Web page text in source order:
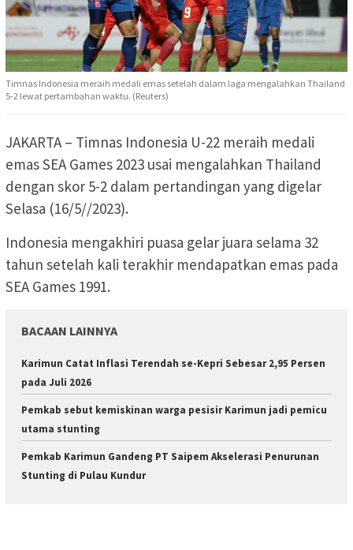
Timnas Indonesia meraih medali emas setelah dalam laga mengalahkan Thailand
5-2 lewat pertambahan waktu. (Reuters)
JAKARTA – Timnas Indonesia U-22 meraih medali
emas SEA Games 2023 usai mengalahkan Thailand
dengan skor 5-2 dalam pertandingan yang digelar
Selasa (16/5//2023).
Indonesia mengakhiri puasa gelar juara selama 32
tahun setelah kali terakhir mendapatkan emas pada
SEA Games 1991.
BACAAN LAINNYA
Karimun Catat Inflasi Terendah se-Kepri Sebesar 2,95 Persen
pada Juli 2026
Pemkab sebut kemiskinan warga pesisir Karimun jadi pemicu
utama stunting
Pemkab Karimun Gandeng PT Saipem Akselerasi Penurunan
Stunting di Pulau Kundur